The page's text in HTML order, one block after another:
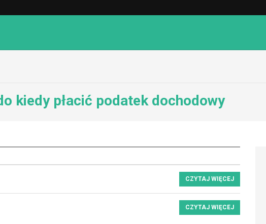
kiedy płacić podatek dochodowy
CZYTAJ WIĘCEJ
CZYTAJ WIĘCEJ